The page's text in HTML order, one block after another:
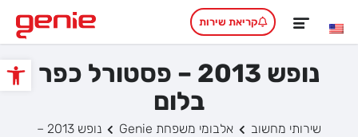
פתח
קריאת שירות
נופש 2013 – פסטורל כפר
בלום
שירותי מחשוב אלבומי משפחת Genie
נופש 2013 –